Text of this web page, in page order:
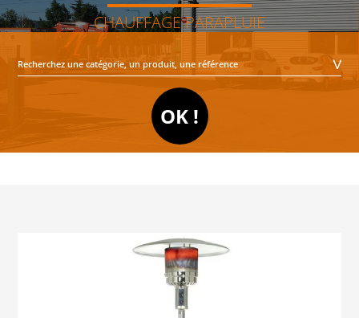
CHAUFFAGE PARAPLUIE